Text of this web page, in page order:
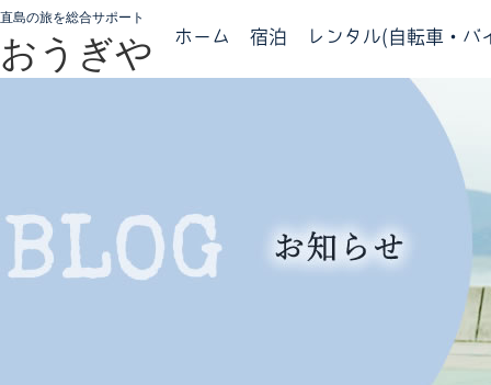
直島の旅を総合サポート
おうぎや ホーム 宿泊 レンタル(自転車・バ